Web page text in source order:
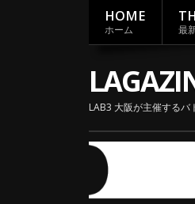
HOME
ホーム 最
LAB3 大阪が主催するバ